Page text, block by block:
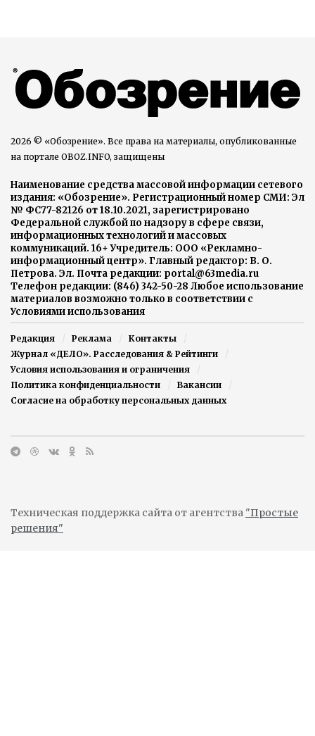
2026 © «Обозрение». Все права на материалы, опубликованные
на портале OBOZ.INFO, защищены
Наименование средства массовой информации сетевого
издания: «Обозрение». Регистрационный номер СМИ: Эл
№ ФС77-82126 от 18.10.2021, зарегистрировано
Федеральной службой по надзору в сфере связи,
информационных технологий и массовых
коммуникаций. 16+ Учредитель: ООО «Рекламно-
информационный центр». Главный редактор: В. О.
Петрова. Эл. Почта редакции: portal@63media.ru
Телефон редакции: (846) 342-50-28 Любое использование
материалов возможно только в соответствии с
Условиями использования
Редакция Реклама
Контакты
Журнал «ДЕЛО». Расследования & Рейтинги
Условия использования и ограничения
Политика конфиденциальности
Вакансии
Согласие на обработку персональных данных
Техническая поддержка сайта от агентства "Простые
решения"